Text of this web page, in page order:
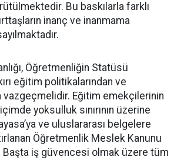
Bu baskılarla farklı
inanç ve inanmama
Öğretmenliğin Statüsü
eğitim politikalarından ve
vazgeçmelidir. Eğitim emekçilerinin
yoksulluk sınırının üzerine
ve uluslararası belgelere
Öğretmenlik Meslek Kanunu
Başta iş güvencesi olmak üzere tüm